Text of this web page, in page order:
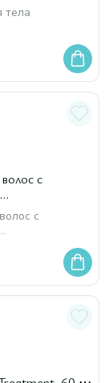
тела
с
Mask, 200
с